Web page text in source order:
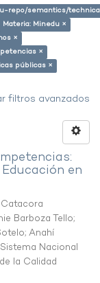
repo/semantics/
Materia: Minedu ×
×
×
públicas ×
filtros avanzados
en
Catacora
Barboza Tello;
; Anahí
Sistema Nacional
la Calidad